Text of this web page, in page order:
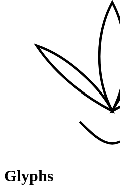
Glyphs